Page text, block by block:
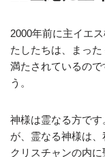
2000年前に主イエ
たしたちは、まっ
満たされているので
う。
神様は霊なる方で
が、霊なる神様は、
クリスチャンの内